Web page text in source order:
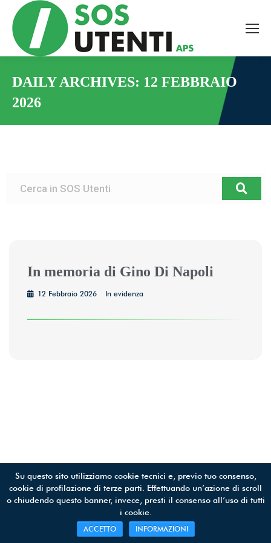
DAILY ARCHIVES: 12 FEBBRAIO
2026
In memoria di Gino Di Napoli
12 Febbraio 2026 In evidenza
SOS UTENTI APS © 2019 | All Rights Reserved | C.F 97398710588
Su questo sito utilizziamo cookie tecnici e, previo tuo consenso,
cookie di profilazione di terze parti. Effettuando un’azione di scroll
o chiudendo questo banner, invece, presti il consenso all’uso di tutti
i cookie.
ACCETTO INFORMAZIONI